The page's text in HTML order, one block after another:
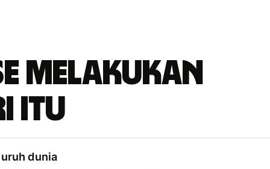
melakukan
itu
dunia